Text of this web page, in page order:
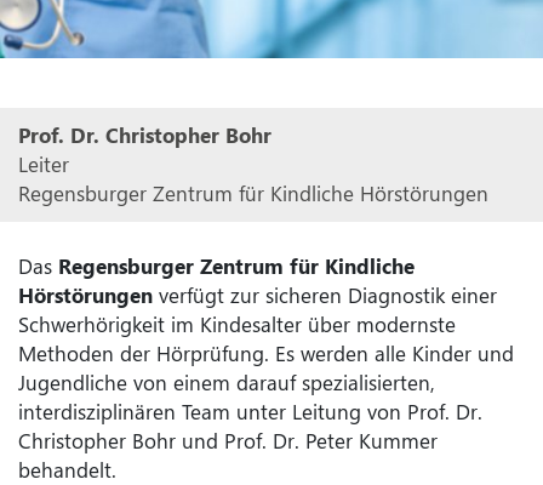
Das Regensburger Zentrum für Kindliche
Hörstörungen verfügt zur sicheren Diagnostik einer
Schwerhörigkeit im Kindesalter über modernste
Methoden der Hörprüfung. Es werden alle Kinder und
Jugendliche von einem darauf spezialisierten,
interdisziplinären Team unter Leitung von Prof. Dr.
Christopher Bohr und Prof. Dr. Peter Kummer
behandelt.
Prof. Dr. Christopher Bohr
Leiter
Regensburger Zentrum für Kindliche Hörstörungen